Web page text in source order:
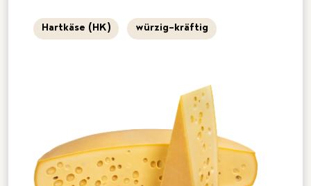
Hartkäse (HK) würzig-kräftig